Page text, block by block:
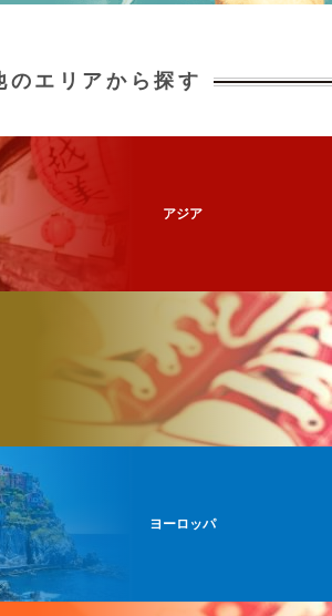
のエリアから探す
アジア
ヨーロッパ